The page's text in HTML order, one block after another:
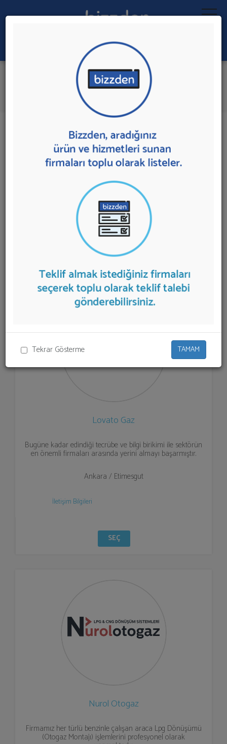
Tekrar Gösterme TAMAM
Ara:
Otogaz Dönüşüm Sistemleri
İlk 3 Firmadan Teklif İste
3 sonuç bulundu.
Otogaz Dönüşüm Sistemleri
firmalar aşağıda listelenmektedir.
Otogaz Dönüşüm
teklifi almak için listeden seçim yapıp ya da
"İlk 5 Firmadan Teklif İste" kısmından toplu olarak teklif
talebinizi firmalara aktarabilirsiniz.
Lovato Gaz
Bugüne kadar edindiği tecrübe ve bilgi birikimi ile sektörün
en önemli firmaları arasında yerini almayı başarmıştır.
Ankara / Etimesgut
İletişim Bilgileri
SEÇ
Nurol Otogaz
Firmamız her türlü benzinle çalışan araca Lpg Dönüşümü
(Otogaz Montajı) işlemlerini profesyonel olarak